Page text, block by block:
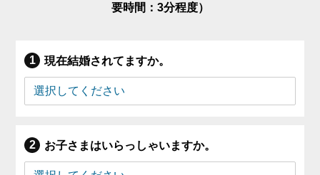
要時間：3分程度）
現在結婚されてますか。
お子さまはいらっしゃいますか。